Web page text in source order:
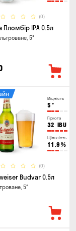
(0)
Пломбір IPA 0.5л
5°
Міцність
5 °
Гіркота
32 IBU
Щільність
11.9 %
(0)
Budvar 0.5л
5°